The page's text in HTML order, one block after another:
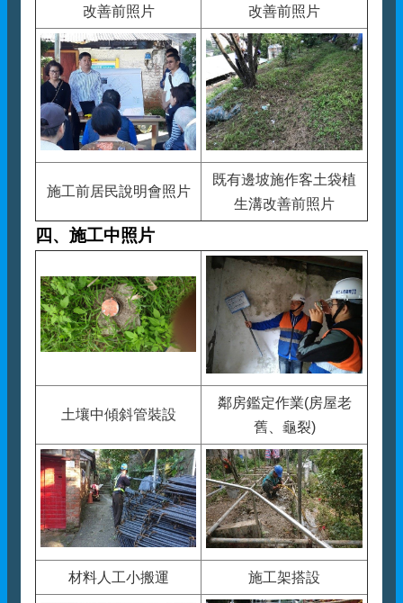
改善前照片
改善前照片
施工前居民說明會照片
既有邊坡施作客土袋植
生溝改善前照片
四、施工中照片
土壤中傾斜管裝設
鄰房鑑定作業(房屋老
舊、龜裂)
材料人工小搬運 施工架搭設